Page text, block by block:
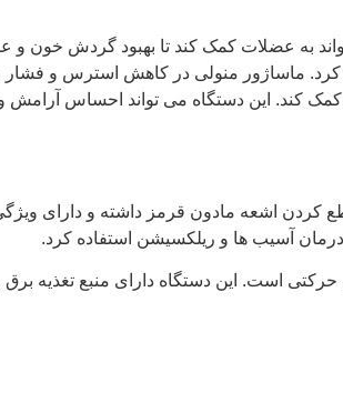
به عضلات کمک کند تا بهبود گردش خون و
ماساژور منولی در کاهش استرس و فشار
کند. این دستگاه می‌ تواند احساس آرامش و
کردن اشعه مادون قرمز داشته و دارای
آسیب ها و ریلکسیشن استفاده کرد.
لرزشی حرکتی است. این دستگاه دارای منبع تغذیه